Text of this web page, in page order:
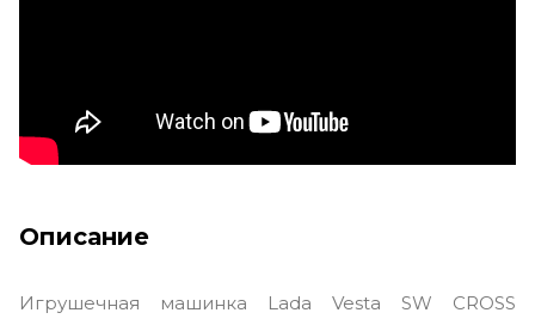
Описание
Игрушечная машинка Lada Vesta SW CROSS